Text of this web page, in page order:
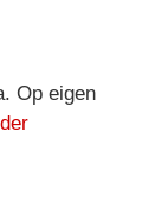
Op eigen